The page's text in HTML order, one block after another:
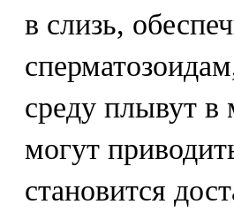
в слизь,
среду плывут
могут
становится